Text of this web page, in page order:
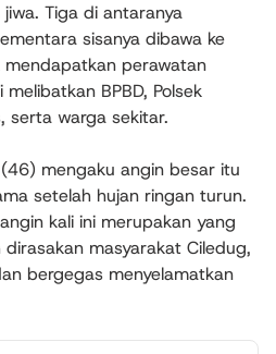
Tiga di antaranya
sisanya dibawa ke
perawatan
BPBD, Polsek
serta warga sekitar.
mengaku angin besar itu
setelah hujan ringan turun.
kali ini merupakan yang
masyarakat Ciledug,
bergegas menyelamatkan